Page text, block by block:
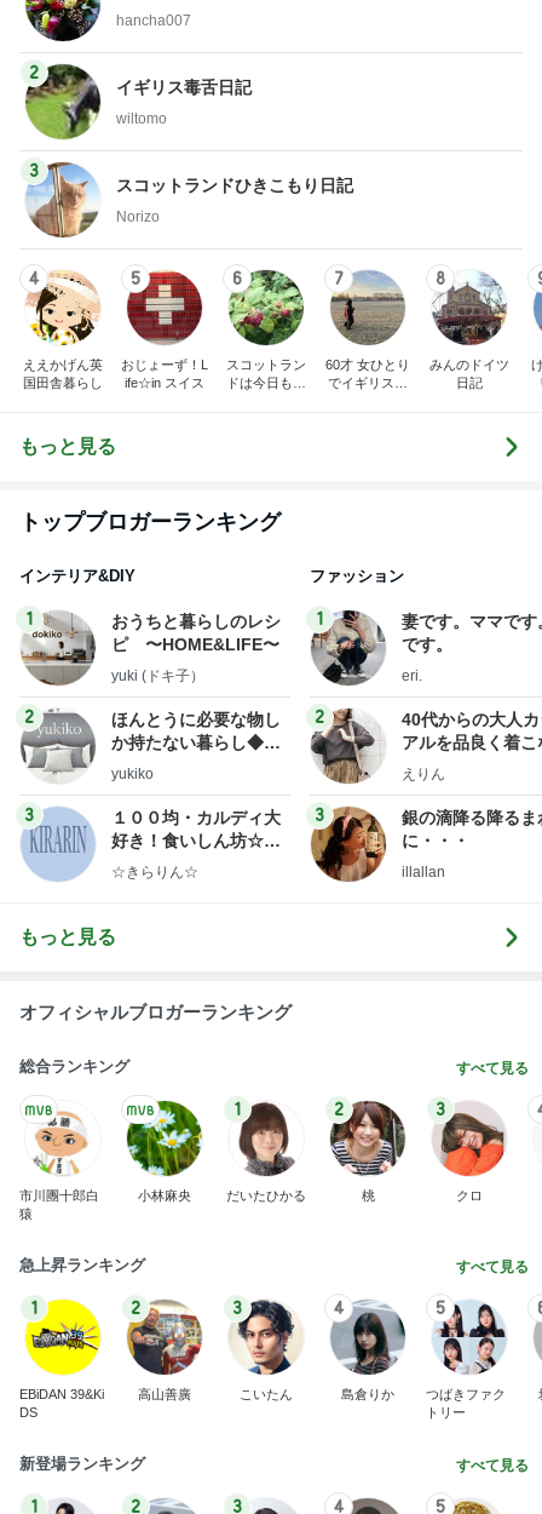
hancha007
2
イギリス毒舌日記
wiltomo
3
スコットランドひきこもり日記
Norizo
4
ええかげん英
国田舎暮らし
5
おじょーず！L
ife☆in スイス
6
スコットラン
ドは今日も曇
7
60才 女ひとり
でイギリスに
8
みんのドイツ
日記
もっと見る
トップブロガーランキング
インテリア&DIY
1
おうちと暮らしのレシ
ピ 〜HOME&LIFE〜
yuki (ドキ子）
2
ほんとうに必要な物し
か持たない暮らし◆Ke
ep Life Simple◆〜イ
yukiko
3
１００均・カルディ大
好き！食いしん坊☆き
らりん☆のブログ
☆きらりん☆
ファッション
1
妻です。ママです
です。
eri.
2
40代からの大人
アルを品良く着こ
ファッションブロ
えりん
3
銀の滴降る降るま
に・・・
illallan
もっと見る
オフィシャルブロガーランキング
総合ランキング すべて見る
市川團十郎白
猿
小林麻央
1
だいたひかる
2
桃
3
クロ
急上昇ランキング すべて見る
1
EBiDAN 39&Ki
DS
2
高山善廣
3
こいたん
4
島倉りか
5
つばきファク
トリー
新登場ランキング すべて見る
1 2 3 4 5